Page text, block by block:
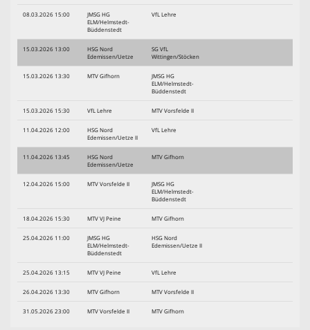
08.03.2026 15:00
JMSG HG
ELM/Helmstedt-
Büddenstedt
VfL Lehre
15.03.2026 13:00
HSG Nord
Edemissen/Uetze
SG VfL
Wittingen/Stöcken
15.03.2026 13:30 MTV Gifhorn
JMSG HG
ELM/Helmstedt-
Büddenstedt
15.03.2026 15:30 VfL Lehre MTV Vorsfelde II
11.04.2026 12:00
HSG Nord
Edemissen/Uetze II
VfL Lehre
11.04.2026 13:45
HSG Nord
Edemissen/Uetze
MTV Gifhorn
12.04.2026 15:00 MTV Vorsfelde II
JMSG HG
ELM/Helmstedt-
Büddenstedt
18.04.2026 15:30 MTV VJ Peine MTV Gifhorn
25.04.2026 11:00
JMSG HG
ELM/Helmstedt-
Büddenstedt
HSG Nord
Edemissen/Uetze II
25.04.2026 13:15 MTV VJ Peine VfL Lehre
26.04.2026 13:30 MTV Gifhorn MTV Vorsfelde II
31.05.2026 23:00 MTV Vorsfelde II MTV Gifhorn